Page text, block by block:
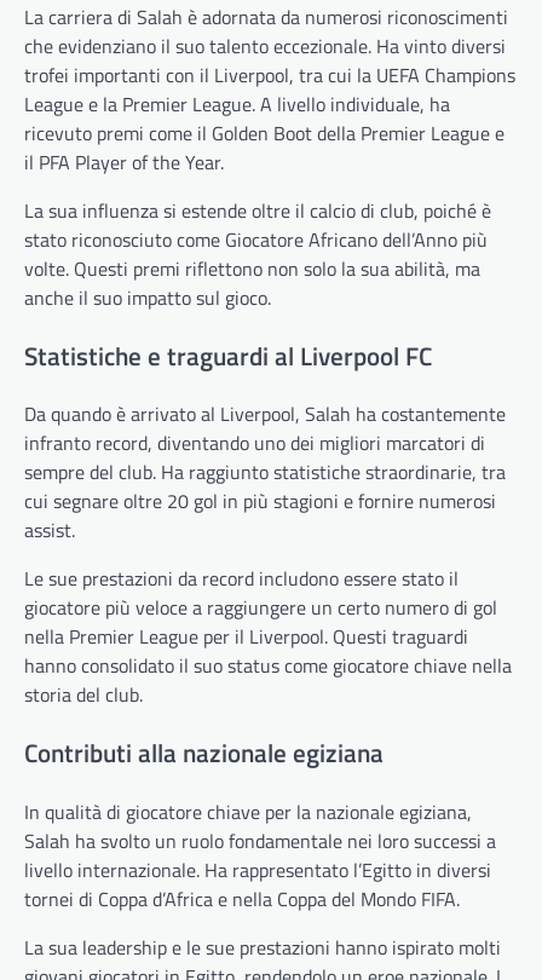
La carriera di Salah è adornata da numerosi riconoscimenti
che evidenziano il suo talento eccezionale. Ha vinto diversi
trofei importanti con il Liverpool, tra cui la UEFA Champions
League e la Premier League. A livello individuale, ha
ricevuto premi come il Golden Boot della Premier League e
il PFA Player of the Year.
La sua influenza si estende oltre il calcio di club, poiché è
stato riconosciuto come Giocatore Africano dell’Anno più
volte. Questi premi riflettono non solo la sua abilità, ma
anche il suo impatto sul gioco.
Statistiche e traguardi al Liverpool FC
Da quando è arrivato al Liverpool, Salah ha costantemente
infranto record, diventando uno dei migliori marcatori di
sempre del club. Ha raggiunto statistiche straordinarie, tra
cui segnare oltre 20 gol in più stagioni e fornire numerosi
assist.
Le sue prestazioni da record includono essere stato il
giocatore più veloce a raggiungere un certo numero di gol
nella Premier League per il Liverpool. Questi traguardi
hanno consolidato il suo status come giocatore chiave nella
storia del club.
Contributi alla nazionale egiziana
In qualità di giocatore chiave per la nazionale egiziana,
Salah ha svolto un ruolo fondamentale nei loro successi a
livello internazionale. Ha rappresentato l’Egitto in diversi
tornei di Coppa d’Africa e nella Coppa del Mondo FIFA.
La sua leadership e le sue prestazioni hanno ispirato molti